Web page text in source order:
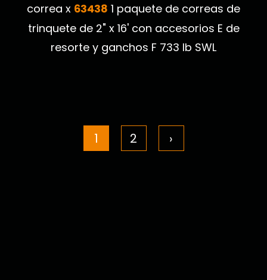
correa x 63438 1 paquete de correas de
trinquete de 2" x 16' con accesorios E de
resorte y ganchos F 733 lb SWL
1 2 ›